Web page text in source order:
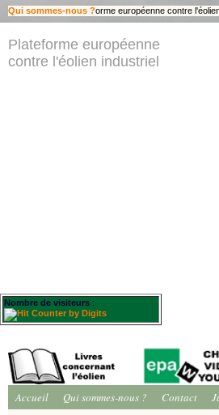
Plateforme européenne
contre l'éolien industriel
Nombre de visiteurs :
Accueil Qui sommes-nous ? Contact
Plateforme européenne contre
Qui sommes-nous ?